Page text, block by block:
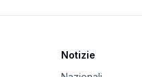
Notizie